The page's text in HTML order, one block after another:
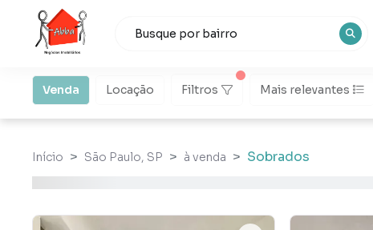
Venda Locação Filtros Mais relevantes
Início São Paulo, SP à venda Sobrados